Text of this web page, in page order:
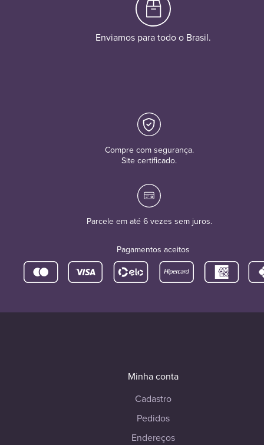
Enviamos para todo o Brasil.
Compre com segurança.
Site certificado.
Parcele em até 6 vezes sem juros.
Pagamentos aceitos
Minha conta
Cadastro
Pedidos
Endereços